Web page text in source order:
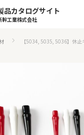
品カタログサイト
幹工業株式会社
【5034, 5035, 5036】休